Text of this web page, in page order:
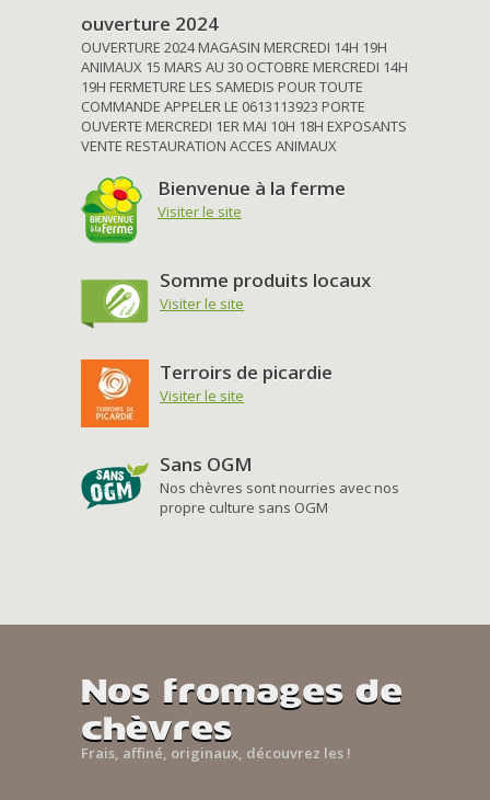
ouverture 2024
OUVERTURE 2024 MAGASIN MERCREDI 14H 19H
ANIMAUX 15 MARS AU 30 OCTOBRE MERCREDI 14H
19H FERMETURE LES SAMEDIS POUR TOUTE
COMMANDE APPELER LE 0613113923 PORTE
OUVERTE MERCREDI 1ER MAI 10H 18H EXPOSANTS
VENTE RESTAURATION ACCES ANIMAUX
Bienvenue à la ferme
Visiter le site
Somme produits locaux
Visiter le site
Terroirs de picardie
Visiter le site
Sans OGM
Nos chèvres sont nourries avec nos
propre culture sans OGM
Nos fromages de
chèvres
Frais, affiné, originaux, découvrez les !